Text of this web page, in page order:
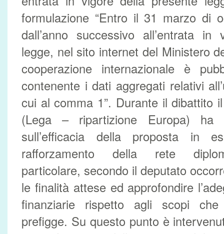
formulazione “Entro il 31 marzo di
dall’anno successivo all’entrata
legge, nel sito internet del Ministero
cooperazione internazionale è
contenente i dati aggregati relativi
cui al comma 1”. Durante il dibattito
(Lega – ripartizione Europa) ha
sull’efficacia della proposta in
rafforzamento della rete
particolare, secondo il deputato
le finalità attese ed approfondire
finanziarie rispetto agli scopi
prefigge. Su questo punto è